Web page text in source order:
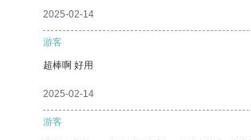
2025-02-14
游客
超棒啊 好用
2025-02-14
游客